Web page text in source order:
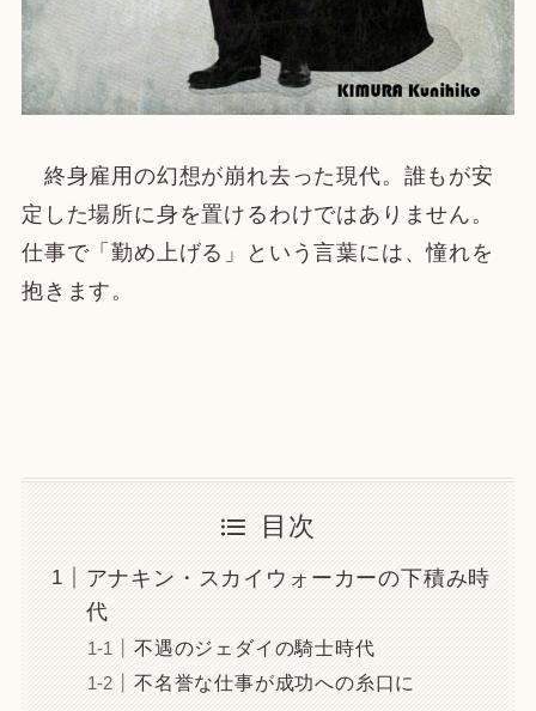
終身雇用の幻想が崩れ去った現代。誰もが安
定した場所に身を置けるわけではありません。
仕事で「勤め上げる」という言葉には、憧れを
抱きます。
目次
アナキン・スカイウォーカーの下積み時
代
不遇のジェダイの騎士時代
不名誉な仕事が成功への糸口に